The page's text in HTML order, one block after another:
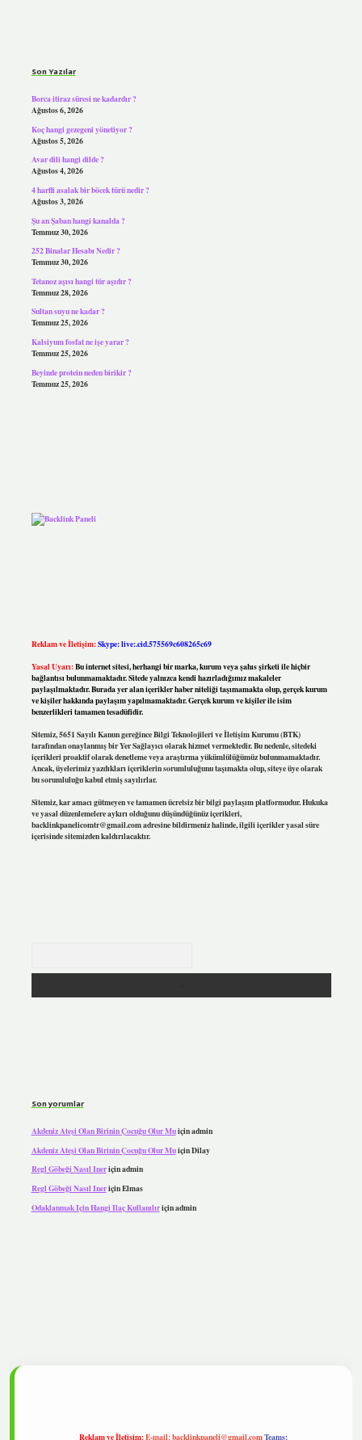
Son Yazılar
Borca itiraz süresi ne kadardır ?
Ağustos 6, 2026
Koç hangi gezegeni yönetiyor ?
Ağustos 5, 2026
Avar dili hangi dilde ?
Ağustos 4, 2026
4 harfli asalak bir böcek türü nedir ?
Ağustos 3, 2026
Şu an Şaban hangi kanalda ?
Temmuz 30, 2026
252 Binalar Hesabı Nedir ?
Temmuz 30, 2026
Tetanoz aşısı hangi tür aşıdır ?
Temmuz 28, 2026
Sultan suyu ne kadar ?
Temmuz 25, 2026
Kalsiyum fosfat ne işe yarar ?
Temmuz 25, 2026
Beyinde protein neden birikir ?
Temmuz 25, 2026
Reklam ve İletişim:Skype: live:.cid.575569c608265c69
Yasal Uyarı:Bu internet sitesi, herhangi bir marka, kurum veya şahıs şirketi ile hiçbir
bağlantısı bulunmamaktadır. Sitede yalnızca kendi hazırladığımız makaleler
paylaşılmaktadır. Burada yer alan içerikler haber niteliği taşımamakta olup, gerçek kurum
ve kişiler hakkında paylaşım yapılmamaktadır. Gerçek kurum ve kişiler ile isim
benzerlikleri tamamen tesadüfidir.
Sitemiz, 5651 Sayılı Kanun gereğince Bilgi Teknolojileri ve İletişim Kurumu (BTK)
tarafından onaylanmış bir Yer Sağlayıcı olarak hizmet vermektedir. Bu nedenle, sitedeki
içerikleri proaktif olarak denetleme veya araştırma yükümlülüğümüz bulunmamaktadır.
Ancak, üyelerimiz yazdıkları içeriklerin sorumluluğunu taşımakta olup, siteye üye olarak
bu sorumluluğu kabul etmiş sayılırlar.
Sitemiz, kar amacı gütmeyen ve tamamen ücretsiz bir bilgi paylaşım platformudur. Hukuka
ve yasal düzenlemelere aykırı olduğunu düşündüğünüz içerikleri,
backlinkpanelicomtr@gmail.comadresine bildirmeniz halinde, ilgili içerikler yasal süre
içerisinde sitemizden kaldırılacaktır.
Son yorumlar
Akdeniz Ateşi Olan Birinin Çocuğu Olur Muiçinadmin
Akdeniz Ateşi Olan Birinin Çocuğu Olur MuiçinDilay
Regl Göbeği Nasıl Ineriçinadmin
Regl Göbeği Nasıl IneriçinElmas
Odaklanmak Için Hangi Ilaç Kullanılıriçinadmin
Reklam ve İletişim:E-mail:backlinkpaneli@gmail.comTeams: